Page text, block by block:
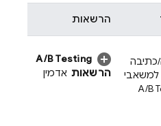
הרשאות
כתיבה
A/B
A/B Testing
הרשאות אדמין